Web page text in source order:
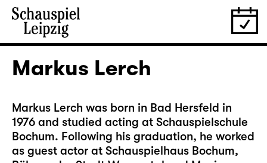
Markus Lerch
Markus Lerch was born in Bad Hersfeld in
1976 and studied acting at Schauspielschule
Bochum. Following his graduation, he worked
as guest actor at Schauspielhaus Bochum,